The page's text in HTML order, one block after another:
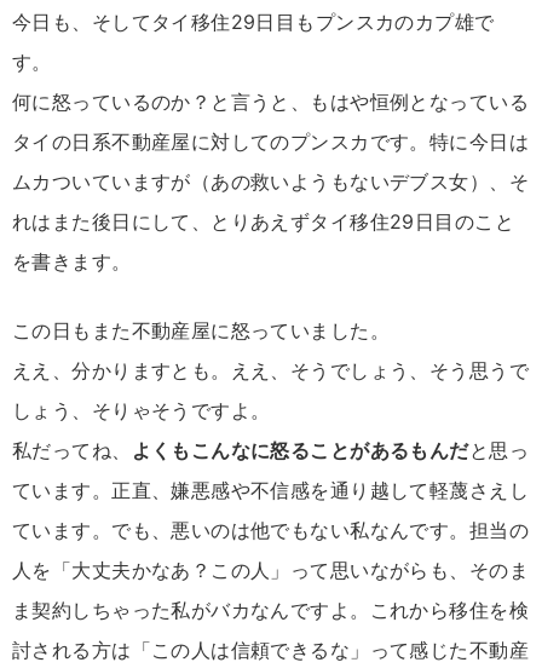
今日も、そしてタイ移住29日目もプンスカのカプ雄で
す。
何に怒っているのか？と言うと、もはや恒例となっている
タイの日系不動産屋に対してのプンスカです。特に今日は
ムカついていますが（あの救いようもないデブス女）、そ
れはまた後日にして、とりあえずタイ移住29日目のこと
を書きます。
この日もまた不動産屋に怒っていました。
ええ、分かりますとも。ええ、そうでしょう、そう思うで
しょう、そりゃそうですよ。
私だってね、
よくもこんなに怒ることがあるもんだと思っ
ています。正直、嫌悪感や不信感を通り越して軽蔑さえし
ています。でも、悪いのは他でもない私なんです。担当の
人を「大丈夫かなあ？この人」って思いながらも、そのま
ま契約しちゃった私がバカなんですよ。これから移住を検
討される方は「この人は信頼できるな」って感じた不動産